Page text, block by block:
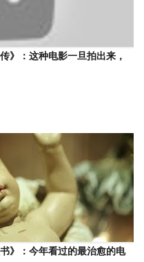
》：这种电影一旦拍出来，
》：今年看过的最治愈的电